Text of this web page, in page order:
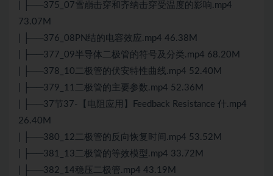
| ├──375_07雪崩击穿和齐纳击穿受温度的影响.mp4
73.07M
| ├──376_08PN结的电容效应.mp4 46.38M
| ├──377_09半导体二极管的符号及分类.mp4 68.20M
| ├──378_10二极管的伏安特性曲线.mp4 52.40M
| ├──379_11二极管的主要参数.mp4 52.36M
| ├──37节37-【电阻应用】Feedback Resistance 什.mp4
26.40M
| ├──380_12二极管的反向恢复时间.mp4 53.52M
| ├──381_13二极管的等效模型.mp4 33.72M
| ├──382_14稳压二极管.mp4 43.19M